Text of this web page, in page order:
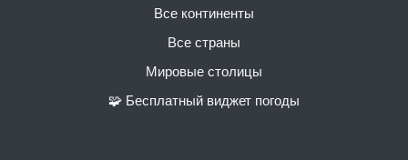
Все континенты
Все страны
Мировые столицы
🧩 Бесплатный виджет погоды